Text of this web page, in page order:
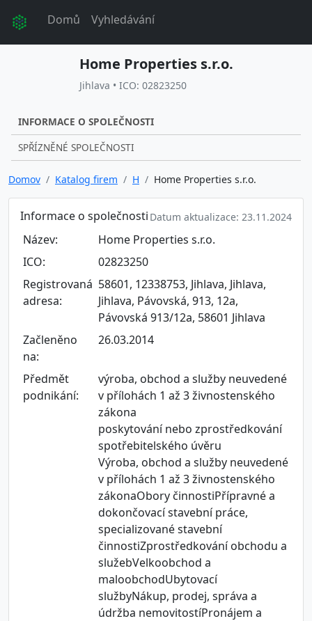
Domů Vyhledávání
Home Properties s.r.o.
Jihlava • ICO: 02823250
INFORMACE O SPOLEČNOSTI
SPŘÍZNĚNÉ SPOLEČNOSTI
Domov Katalog firem H Home Properties s.r.o.
Informace o společnosti Datum aktualizace: 23.11.2024
Název:
Home Properties s.r.o.
ICO:
02823250
Registrovaná
adresa:
58601, 12338753, Jihlava, Jihlava,
Jihlava, Pávovská, 913, 12a,
Pávovská 913/12a, 58601 Jihlava
Začleněno
na:
26.03.2014
Předmět
podnikání:
výroba, obchod a služby neuvedené
v přílohách 1 až 3 živnostenského
zákona
poskytování nebo zprostředkování
spotřebitelského úvěru
Výroba, obchod a služby neuvedené
v přílohách 1 až 3 živnostenského
zákonaObory činnostiPřípravné a
dokončovací stavební práce,
specializované stavební
činnostiZprostředkování obchodu a
služebVelkoobchod a
maloobchodUbytovací
službyNákup, prodej, správa a
údržba nemovitostíPronájem a